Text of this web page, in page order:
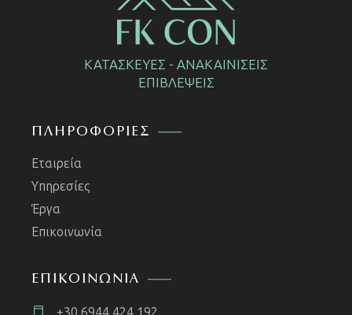
ΚΑΤΑΣΚΕΥΕΣ - ΑΝΑΚΑΙΝΙΣΕΙΣ
ΕΠΙΒΛΕΨΕΙΣ
ΠΛΗΡΟΦΟΡΙΕΣ
Εταιρεία
Υπηρεσίες
Έργα
Επικοινωνία
ΕΠΙΚΟΙΝΩΝΙΑ